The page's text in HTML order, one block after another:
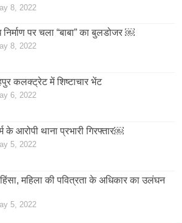
8, 2022
पर चला “बाबा” का बुलडोजर ￼
8, 2022
कलक्ट्रेट में शिष्टाचार भेंट
6, 2022
के आरोपी थाना प्रभारी गिरफ्तार￼
5, 2022
महिला की पवित्रता के अधिकार का उलंघन
5, 2022